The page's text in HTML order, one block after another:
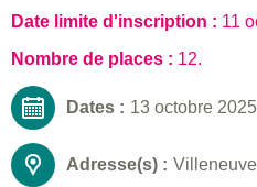
Date limite d'inscription : 11
Nombre de places : 12.
Dates : 13 octobre 2025
Adresse(s) :